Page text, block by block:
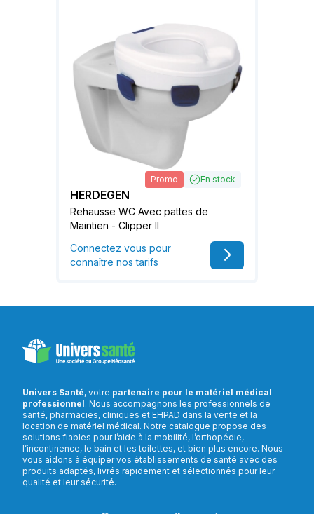
Promo En stock
HERDEGEN
Rehausse WC Avec pattes de
Maintien - Clipper II
Connectez vous pour
connaître nos tarifs
Univers Santé, votre partenaire pour le matériel médical
professionnel. Nous accompagnons les professionnels de
santé, pharmacies, cliniques et EHPAD dans la vente et la
location de matériel médical. Notre catalogue propose des
solutions fiables pour l’aide à la mobilité, l’orthopédie,
l’incontinence, le bain et les toilettes, et bien plus encore. Nous
vous aidons à équiper vos établissements de santé avec des
produits adaptés, livrés rapidement et sélectionnés pour leur
qualité et leur sécurité.